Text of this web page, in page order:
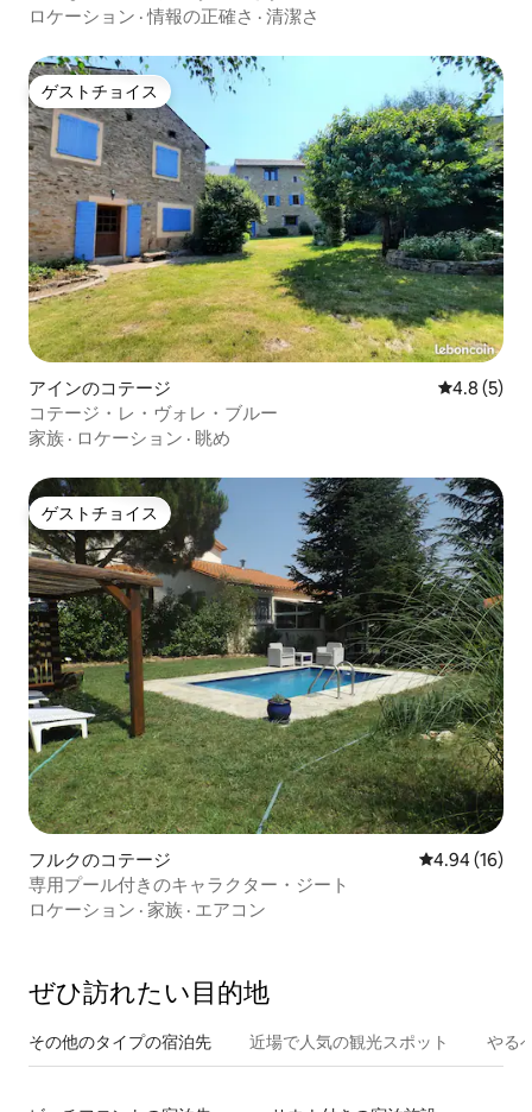
ロケーション ·情報の正確さ · 清潔さ
ゲストチョイス
ゲストチョイス
アインのコテージ レビュー5
4.8 (5)
コテージ・レ・ヴォレ・ブルー
家族 · ロケーション · 眺め
ゲストチョイス
ゲストチョイス
フルクのコテージ レビュー16
4.94 (16)
専用プール付きのキャラクター・ジート
ロケーション · 家族 · エアコン
ぜひ訪⁠れ⁠た⁠い目⁠的⁠地
その他のタ⁠イ⁠プ⁠の宿⁠泊⁠先 近場で人気の観光スポット やる